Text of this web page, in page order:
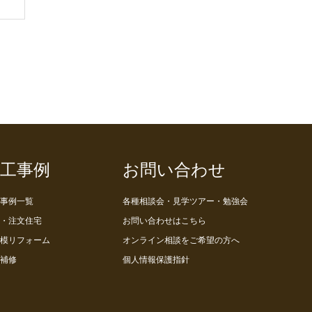
事例
例一覧
注文住宅
リフォーム
修
お問い合わせ
各種相談会・見学ツアー・勉強会
お問い合わせはこちら
オンライン相談をご希望の方へ
個人情報保護指針